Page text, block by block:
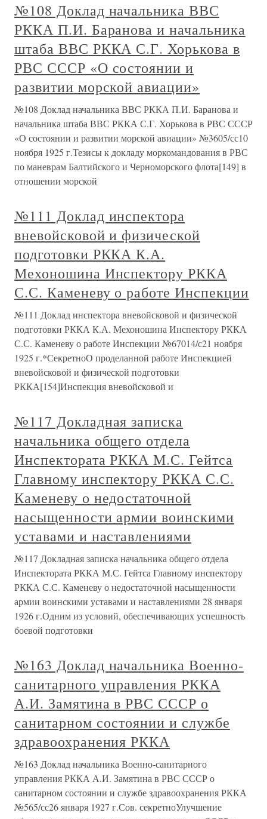
№108 Доклад начальника ВВС
РККА П.И. Баранова и начальника
штаба ВВС РККА С.Г. Хорькова в
РВС СССР «О состоянии и
развитии морской авиации»
№108 Доклад начальника ВВС РККА П.И. Баранова и
начальника штаба ВВС РККА С.Г. Хорькова в РВС СССР
«О состоянии и развитии морской авиации» №3605/сс10
ноября 1925 г.Тезисы к докладу моркомандования в РВС
по маневрам Балтийского и Черноморского флота[149] в
отношении морской
№111 Доклад инспектора
вневойсковой и физической
подготовки РККА К.А.
Мехоношина Инспектору РККА
С.С. Каменеву о работе Инспекции
№111 Доклад инспектора вневойсковой и физической
подготовки РККА К.А. Мехоношина Инспектору РККА
С.С. Каменеву о работе Инспекции №67014/с21 ноября
1925 г.*СекретноО проделанной работе Инспекцией
вневойсковой и физической подготовки
РККА[154]Инспекция вневойсковой и
№117 Докладная записка
начальника общего отдела
Инспектората РККА М.С. Гейтса
Главному инспектору РККА С.С.
Каменеву о недостаточной
насыщенности армии воинскими
уставами и наставлениями
№117 Докладная записка начальника общего отдела
Инспектората РККА М.С. Гейтса Главному инспектору
РККА С.С. Каменеву о недостаточной насыщенности
армии воинскими уставами и наставлениями 28 января
1926 г.Одним из условий, обеспечивающих успешность
боевой подготовки
№163 Доклад начальника Военно-
санитарного управления РККА
А.И. Замятина в РВС СССР о
санитарном состоянии и службе
здравоохранения РККА
№163 Доклад начальника Военно-санитарного
управления РККА А.И. Замятина в РВС СССР о
санитарном состоянии и службе здравоохранения РККА
№565/сс26 января 1927 г.Сов. секретноУлучшение